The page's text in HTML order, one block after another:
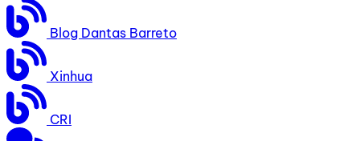
Blog Dantas Barreto
Xinhua
CRI